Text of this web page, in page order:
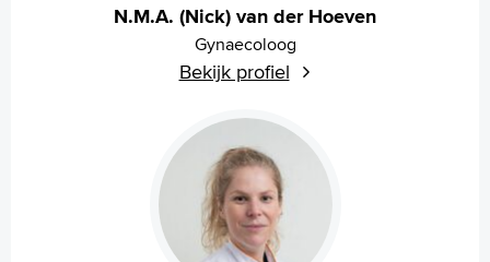
N.M.A. (Nick) van der Hoeven
Gynaecoloog
Bekijk profiel